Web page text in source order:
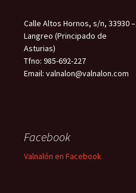
Calle Altos Hornos, s/n, 33930 –
Langreo (Principado de
Asturias)
Tfno: 985-692-227
Email: valnalon@valnalon.com
Facebook
Valnalón en Facebook